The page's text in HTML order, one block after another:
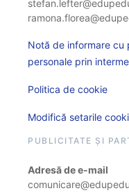
Notă de informare cu
personale prin
Politica de cookie
Modifică setarile
PUBLICITATE ȘI
Adresă de e-mail